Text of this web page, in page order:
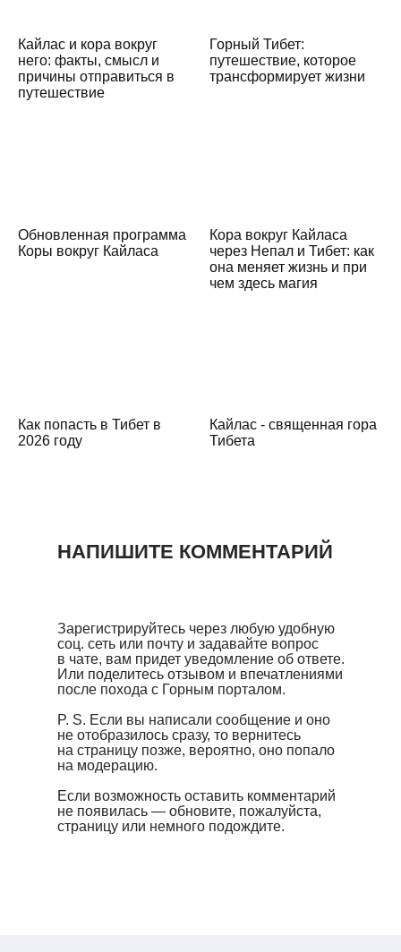
Кайлас и кора вокруг
него: факты, смысл и
причины отправиться в
путешествие
Горный Тибет:
путешествие, которое
трансформирует жизни
Обновленная программа
Коры вокруг Кайласа
Кора вокруг Кайласа
через Непал и Тибет: как
она меняет жизнь и при
чем здесь магия
Как попасть в Тибет в
2026 году
Кайлас - священная гора
Тибета
Зарегистрируйтесь через любую удобную
соц. сеть или почту и задавайте вопрос
в чате, вам придет уведомление об ответе.
Или поделитесь отзывом и впечатлениями
после похода с Горным порталом.
P. S. Если вы написали сообщение и оно
не отобразилось сразу, то вернитесь
на страницу позже, вероятно, оно попало
на модерацию.
Если возможность оставить комментарий
не появилась — обновите, пожалуйста,
страницу или немного подождите.
НАПИШИТЕ КОММЕНТАРИЙ